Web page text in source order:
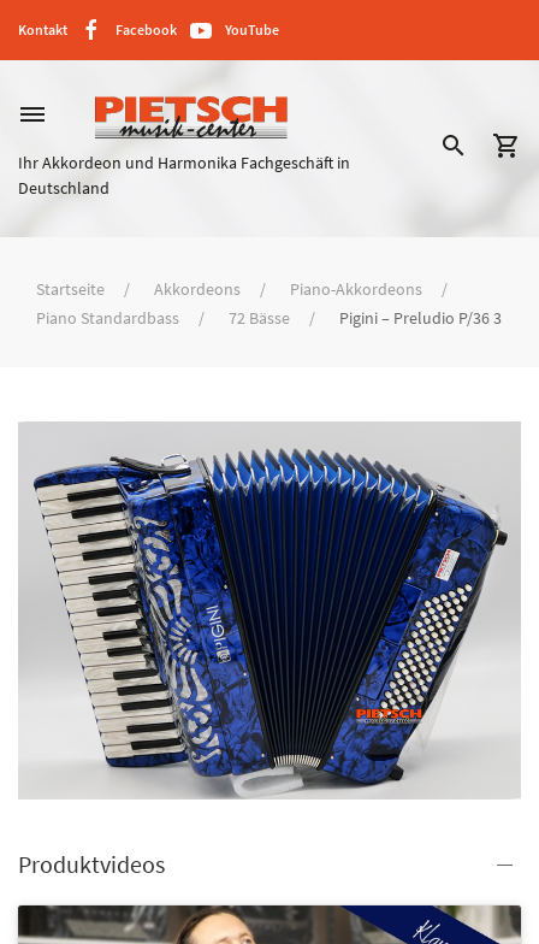
Kontakt Facebook YouTube
dehaze
Ihr Akkordeon und Harmonika Fachgeschäft in
Deutschland
search shopping_cart
Startseite Akkordeons
Piano-Akkordeons
Piano Standardbass
72 Bässe Pigini – Preludio P/36 3
Produktvideos